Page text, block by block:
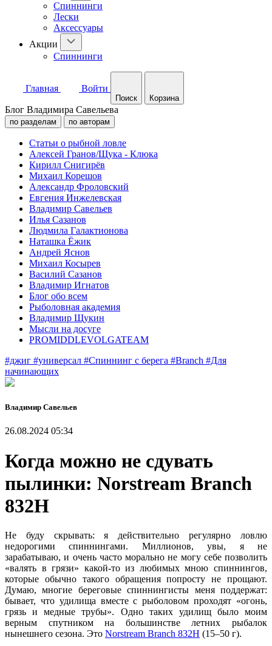
Спиннинги
Лески
Аксессуары
Акции
Спиннинги
Главная Войти
Поиск Корзина
Блог Владимира Савельева
по разделам по авторам
Статьи о рыбной ловле
Алексей Гранов/Щука - Клюка
Кирилл Снигирёв
Михаил Корешов
Александр Фроловский
Евгения Инжелевская
Владимир Савельев
Илья Сазанов
Людмила Галактионова
Наташка Ёжик
Андрей Яснов
Михаил Косырев
Василий Сазанов
Владимир Игнатов
Блог обо всем
Рыболовная академия
Владимир Щукин
Мысли на досуге
PROMIDDLEVOLGATEAM
#джиг #универсал #Спиннинг с берега #Branch #Для
начинающих
Владимир Савельев
26.08.2024 05:34
Когда можно не сдувать
пылинки: Norstream Branch
832H
Не буду скрывать: я действительно регулярно ловлю
недорогими спиннингами. Миллионов, увы, я не
зарабатываю, и очень часто морально не могу себе позволить
«валять в грязи» какой-то из любимых мною спиннингов,
которые обычно такого обращения попросту не прощают.
Думаю, многие береговые спиннингисты меня поддержат:
бывает, что удилища вместе с рыболовом проходят «огонь,
грязь и медные трубы». Одно таких удилищ было моим
верным спутником на большинстве летних рыбалок
нынешнего сезона. Это Norstream Branch 832H (15–50 г).